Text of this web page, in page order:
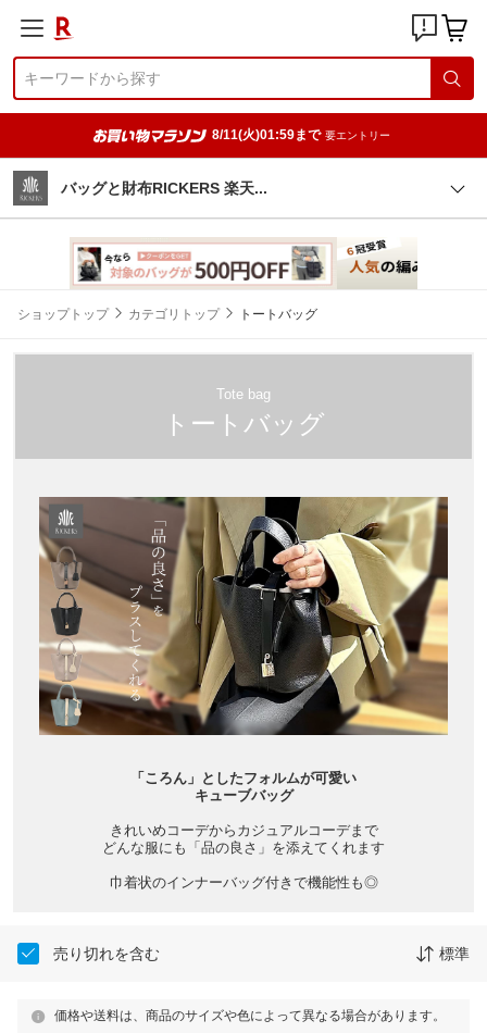
8/11(火)01:59まで 要エントリー
バッグと財布RICKERS 楽天
ショップトップ カテゴリトップ トートバッグ
Tote bag
トートバッグ
「ころん」としたフォルムが可愛い
キューブバッグ
きれいめコーデからカジュアルコーデまで
どんな服にも「品の良さ」を添えてくれます
巾着状のインナーバッグ付きで機能性も◎
売り切れを含む 標準
価格や送料は、商品のサイズや色によって異なる場合があります。